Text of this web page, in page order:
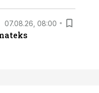
07.08.26, 08:00